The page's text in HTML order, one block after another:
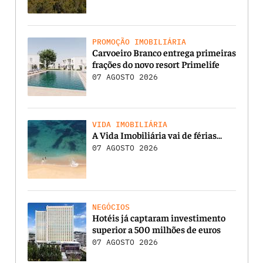
PROMOÇÃO IMOBILIÁRIA
Carvoeiro Branco entrega primeiras
frações do novo resort Primelife
07 AGOSTO 2026
VIDA IMOBILIÁRIA
A Vida Imobiliária vai de férias…
07 AGOSTO 2026
NEGÓCIOS
Hotéis já captaram investimento
superior a 500 milhões de euros
07 AGOSTO 2026